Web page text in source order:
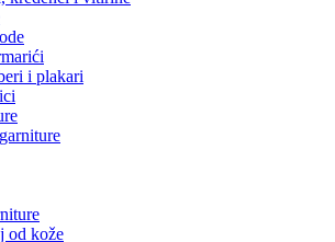
i plakari
od kože